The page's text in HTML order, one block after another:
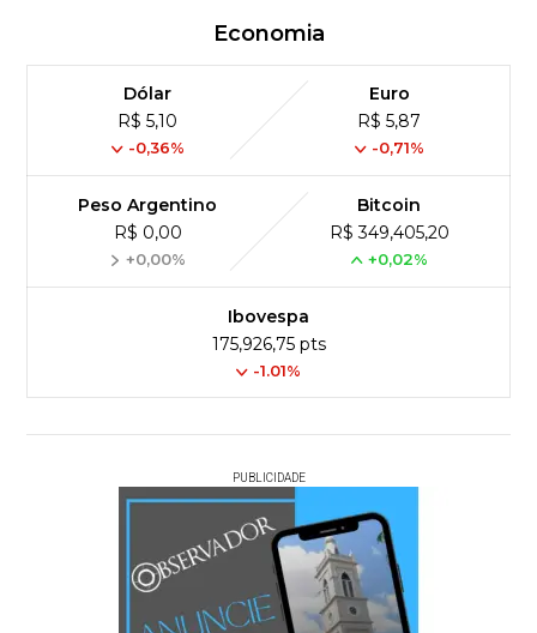
Economia
Dólar
R$ 5,10
-0,36%
Euro
R$ 5,87
-0,71%
Peso Argentino
R$ 0,00
+0,00%
Bitcoin
R$ 349,405,20
+0,02%
Ibovespa
175,926,75 pts
-1.01%
PUBLICIDADE